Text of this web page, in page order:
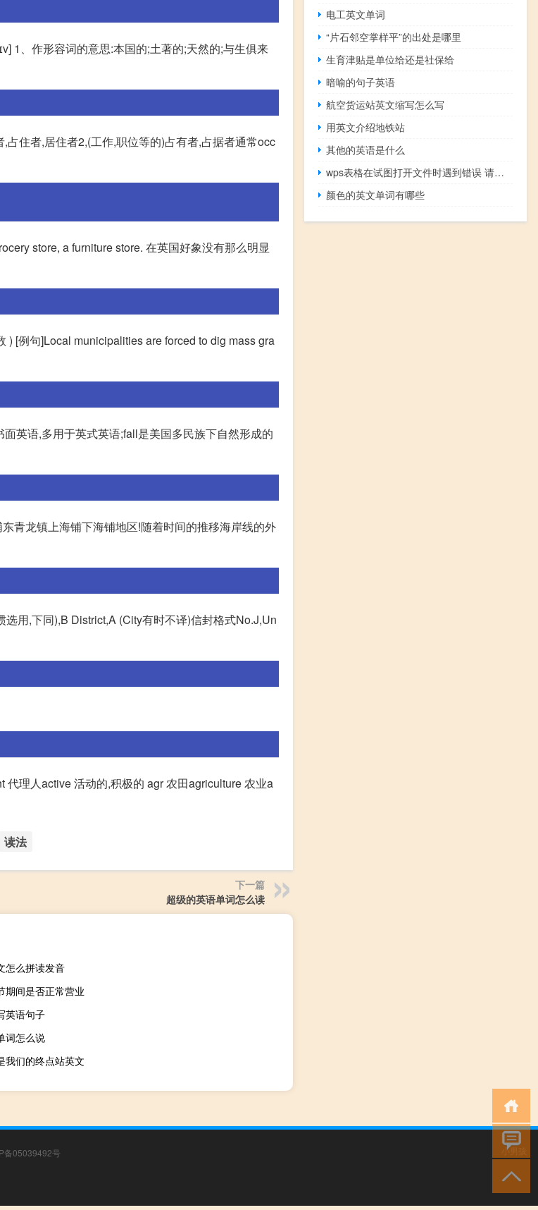
1、作形容词的意思:本国的;土著的;天然的;与生俱来
住者,居住者2,(工作,职位等的)占有者,占据者通常occ
store, a furniture store. 在英国好象没有那么明显
[例句]Local municipalities are forced to dig mass gra
英语,多用于英式英语;fall是美国多民族下自然形成的
青龙镇上海铺下海铺地区!随着时间的推移海岸线的外
用,下同),B District,A (City有时不译)信封格式No.J,Un
理人active 活动的,积极的 agr 农田agriculture 农业a
读法
下一篇
超级的英语单词怎么读
怎么拼读发音
期间是否正常营业
英语句子
词怎么说
我们的终点站英文
电工英文单词
“片石邻空掌样平”的出处是哪里
生育津贴是单位给还是社保给
暗喻的句子英语
航空货运站英文缩写怎么写
用英文介绍地铁站
其他的英语是什么
wps表格在试图打开文件时遇到错误 请尝试下列方法
颜色的英文单词有哪些
备05039492号
小男孩